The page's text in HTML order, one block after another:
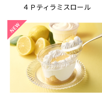
４Ｐティラミスロール